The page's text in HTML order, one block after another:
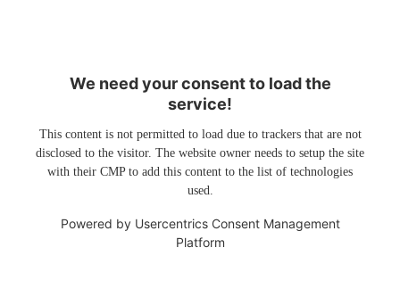
We need your consent to load the
service!
This content is not permitted to load due to trackers that are not
disclosed to the visitor. The website owner needs to setup the site
with their CMP to add this content to the list of technologies
used.
Powered by Usercentrics Consent Management
Platform